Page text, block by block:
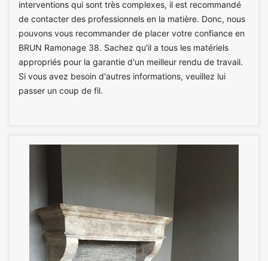
interventions qui sont très complexes, il est recommandé
de contacter des professionnels en la matière. Donc, nous
pouvons vous recommander de placer votre confiance en
BRUN Ramonage 38. Sachez qu'il a tous les matériels
appropriés pour la garantie d'un meilleur rendu de travail.
Si vous avez besoin d'autres informations, veuillez lui
passer un coup de fil.